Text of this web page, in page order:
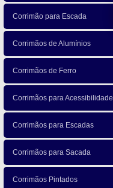
Corrimão para Escada
Corrimãos de Alumínios
Corrimãos de Ferro
Corrimãos para Acessibilidade
Corrimãos para Escadas
Corrimãos para Sacada
Corrimãos Pintados